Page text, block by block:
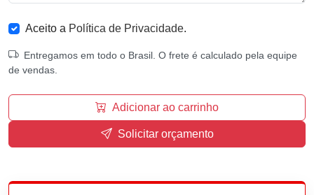
Aceito a Política de Privacidade.
Entregamos em todo o Brasil. O frete é calculado pela equipe
de vendas.
Adicionar ao carrinho
Solicitar orçamento